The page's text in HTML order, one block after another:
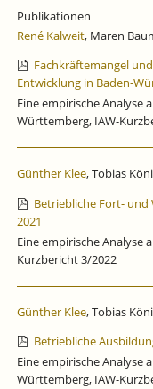
Publikationen
René Kalweit, Maren
Fachkräftemangel
Entwicklung in Baden-
Eine empirische Analyse
Württemberg, IAW-
Günther Klee, Tobias
Betriebliche Fort-
2021
Eine empirische Analyse
Kurzbericht 3/2022
Günther Klee, Tobias
Betriebliche
Eine empirische Analyse
Württemberg, IAW-